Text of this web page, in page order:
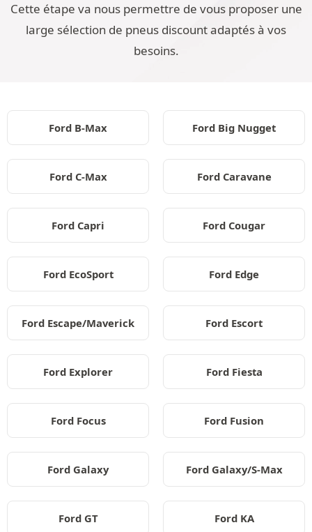
Cette étape va nous permettre de vous proposer une
large sélection de pneus discount adaptés à vos
besoins.
Ford B-Max Ford Big Nugget
Ford C-Max Ford Caravane
Ford Capri Ford Cougar
Ford EcoSport Ford Edge
Ford Escape/Maverick Ford Escort
Ford Explorer Ford Fiesta
Ford Focus Ford Fusion
Ford Galaxy Ford Galaxy/S-Max
Ford GT Ford KA